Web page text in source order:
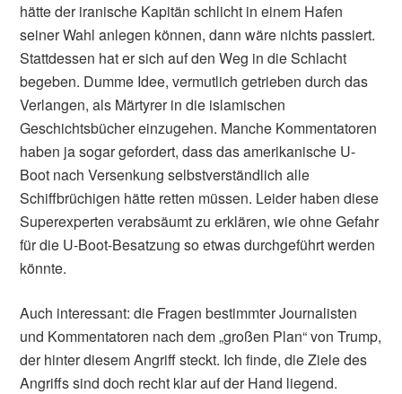
hätte der iranische Kapitän schlicht in einem Hafen
seiner Wahl anlegen können, dann wäre nichts passiert.
Stattdessen hat er sich auf den Weg in die Schlacht
begeben. Dumme Idee, vermutlich getrieben durch das
Verlangen, als Märtyrer in die islamischen
Geschichtsbücher einzugehen. Manche Kommentatoren
haben ja sogar gefordert, dass das amerikanische U-
Boot nach Versenkung selbstverständlich alle
Schiffbrüchigen hätte retten müssen. Leider haben diese
Superexperten verabsäumt zu erklären, wie ohne Gefahr
für die U-Boot-Besatzung so etwas durchgeführt werden
könnte.
Auch interessant: die Fragen bestimmter Journalisten
und Kommentatoren nach dem „großen Plan“ von Trump,
der hinter diesem Angriff steckt. Ich finde, die Ziele des
Angriffs sind doch recht klar auf der Hand liegend.